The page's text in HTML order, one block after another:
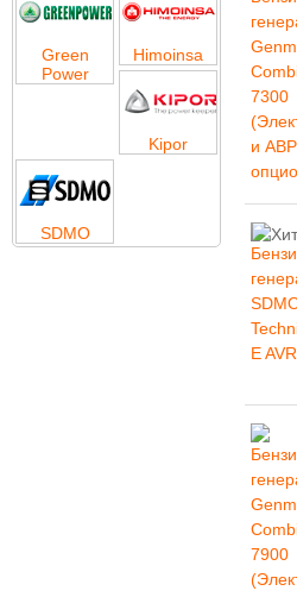
Green
Power
Himoinsa
Kipor
SDMO